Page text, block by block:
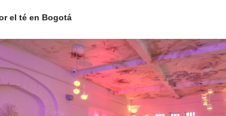
el té en Bogotá